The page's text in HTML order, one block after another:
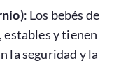
: Los bebés de
y tienen
la seguridad y la